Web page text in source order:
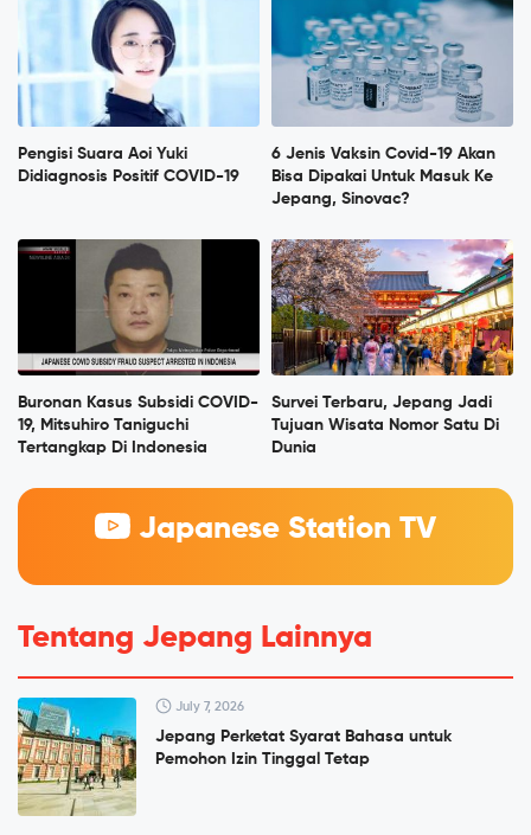
Pengisi Suara Aoi Yuki
Didiagnosis Positif COVID-19
6 Jenis Vaksin Covid-19 Akan
Bisa Dipakai Untuk Masuk Ke
Jepang, Sinovac?
Buronan Kasus Subsidi COVID-
19, Mitsuhiro Taniguchi
Tertangkap Di Indonesia
Survei Terbaru, Jepang Jadi
Tujuan Wisata Nomor Satu Di
Dunia
Japanese Station TV
Tentang Jepang Lainnya
July 7, 2026
Jepang Perketat Syarat Bahasa untuk
Pemohon Izin Tinggal Tetap